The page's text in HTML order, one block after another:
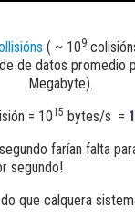
( ~ 109
de datos promedio
Megabyte).
= 1015 bytes/s =
farían falta
segundo!
que calquera